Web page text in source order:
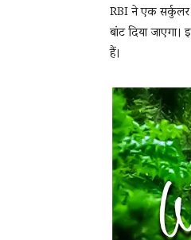
RBI ने एक सर्कुलर
बांट दिया
हैं।